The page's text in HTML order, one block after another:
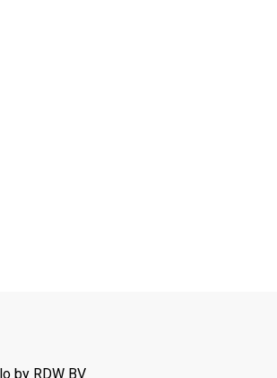
by RDW BV